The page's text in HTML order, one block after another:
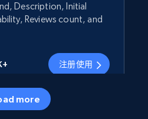
Description, Initial
Reviews count, and
注册使用
more